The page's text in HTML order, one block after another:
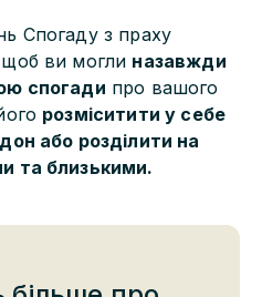
Спогаду з праху
ви могли назавжди
спогади про вашого
розміситити у себе
або розділити на
та близькими.